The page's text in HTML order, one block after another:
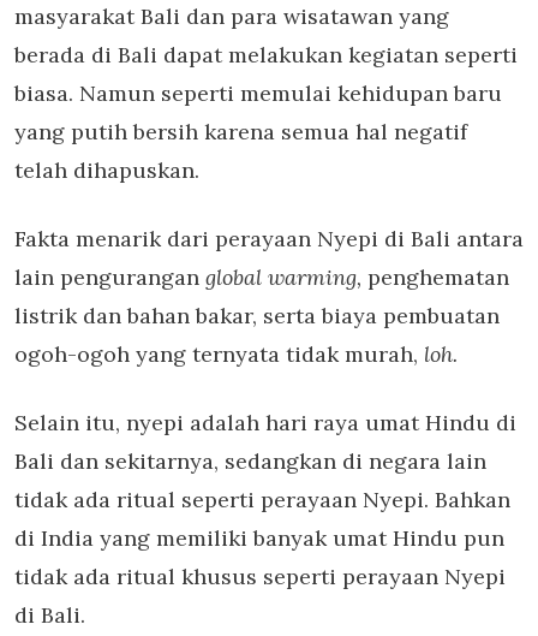
masyarakat Bali dan para wisatawan yang
berada di Bali dapat melakukan kegiatan seperti
biasa. Namun seperti memulai kehidupan baru
yang putih bersih karena semua hal negatif
telah dihapuskan.
Fakta menarik dari perayaan Nyepi di Bali antara
lain pengurangan global warming, penghematan
listrik dan bahan bakar, serta biaya pembuatan
ogoh-ogoh yang ternyata tidak murah, loh.
Selain itu, nyepi adalah hari raya umat Hindu di
Bali dan sekitarnya, sedangkan di negara lain
tidak ada ritual seperti perayaan Nyepi. Bahkan
di India yang memiliki banyak umat Hindu pun
tidak ada ritual khusus seperti perayaan Nyepi
di Bali.